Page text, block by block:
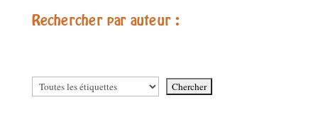
Rechercher par auteur :